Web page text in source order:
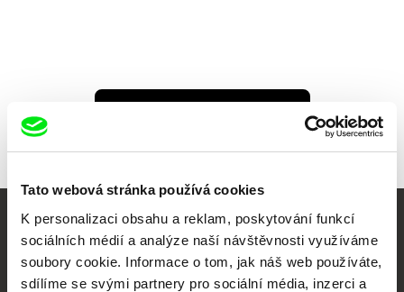
Tato webová stránka používá cookies
K personalizaci obsahu a reklam, poskytování funkcí
sociálních médií a analýze naší návštěvnosti využíváme
soubory cookie. Informace o tom, jak náš web používáte,
sdílíme se svými partnery pro sociální média, inzerci a
Vaše online
dokumentární kino